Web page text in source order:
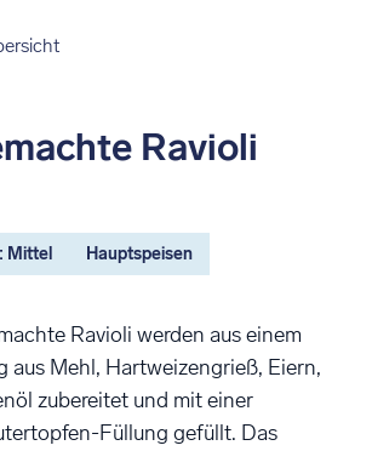
Ravioli
Mittel Hauptspeisen
Ravioli werden aus einem
aus Mehl, Hartweizengrieß, Eiern,
zubereitet und mit einer
Füllung gefüllt. Das